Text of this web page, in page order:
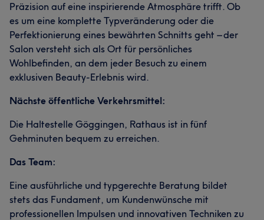
Präzision auf eine inspirierende Atmosphäre trifft. Ob
es um eine komplette Typveränderung oder die
Perfektionierung eines bewährten Schnitts geht – der
Salon versteht sich als Ort für persönliches
Wohlbefinden, an dem jeder Besuch zu einem
exklusiven Beauty-Erlebnis wird.
Nächste öffentliche Verkehrsmittel:
Die Haltestelle Göggingen, Rathaus ist in fünf
Gehminuten bequem zu erreichen.
Das Team:
Eine ausführliche und typgerechte Beratung bildet
stets das Fundament, um Kundenwünsche mit
professionellen Impulsen und innovativen Techniken zu